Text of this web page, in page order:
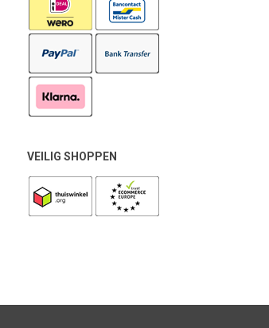
VEILIG SHOPPEN